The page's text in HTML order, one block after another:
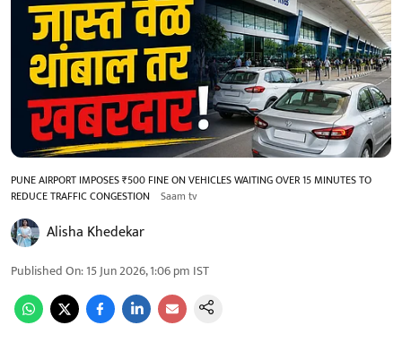
PUNE AIRPORT IMPOSES ₹500 FINE ON VEHICLES WAITING OVER 15 MINUTES TO
REDUCE TRAFFIC CONGESTION Saam tv
Alisha Khedekar
Published On:15 Jun 2026, 1:06 pm IST